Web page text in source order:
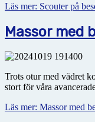
Läs mer: Scouter på
Massor med
Trots otur med vädret
stort för våra
Läs mer: Massor med